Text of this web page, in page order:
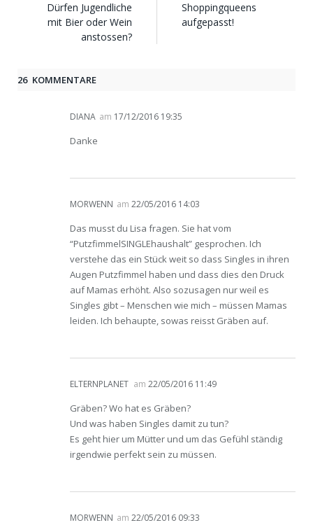
Dürfen Jugendliche
mit Bier oder Wein
anstossen?
Shoppingqueens
aufgepasst!
26 KOMMENTARE
DIANA am 17/12/2016 19:35
Danke
MORWENN am 22/05/2016 14:03
Das musst du Lisa fragen. Sie hat vom
“PutzfimmelSINGLEhaushalt” gesprochen. Ich
verstehe das ein Stück weit so dass Singles in ihren
Augen Putzfimmel haben und dass dies den Druck
auf Mamas erhöht. Also sozusagen nur weil es
Singles gibt – Menschen wie mich – müssen Mamas
leiden. Ich behaupte, sowas reisst Gräben auf.
ELTERNPLANET am 22/05/2016 11:49
Gräben? Wo hat es Gräben?
Und was haben Singles damit zu tun?
Es geht hier um Mütter und um das Gefühl ständig
irgendwie perfekt sein zu müssen.
MORWENN am 22/05/2016 09:33